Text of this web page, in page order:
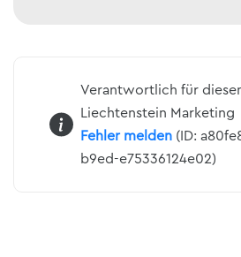
Verantwortlich für
Liechtenstein Marketing
Fehler melden(ID:
b9ed-e75336124e02)